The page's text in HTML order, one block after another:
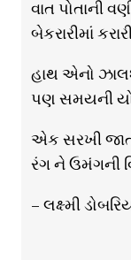
વાત પોતાની
બેકરારીમાં
હાથ એનો
પણ સમયની
એક સરખી
રંગ ને ઉમંગની
– લક્ષ્મી